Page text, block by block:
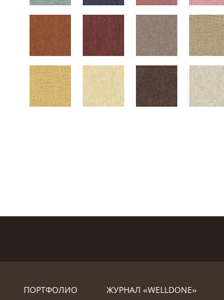
ПОРТФОЛИО
ЖУРНАЛ «WELLDONE»